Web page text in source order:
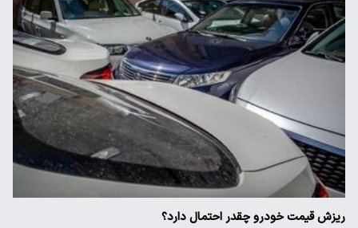
ریزش قیمت خودرو چقدر احتمال دارد؟